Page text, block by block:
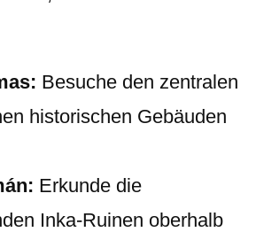
Besuche den zentralen
historischen Gebäuden
Erkunde die
Inka-Ruinen oberhalb